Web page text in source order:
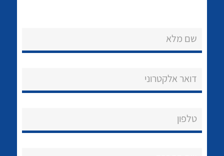
נקודות מכירה
לכל מוצרי היצרן
שם מלא
דואר אלקטרוני
טלפון